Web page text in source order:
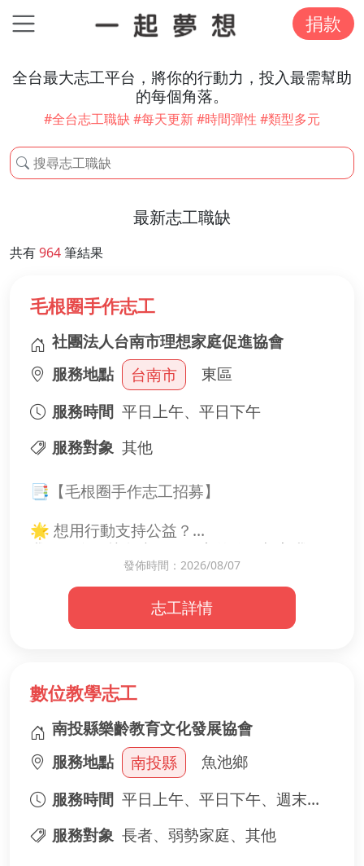
捐款
全台最大志工平台，將你的行動力，投入最需幫助
的每個角落。
#全台志工職缺 #每天更新 #時間彈性 #類型多元
最新志工職缺
共有964筆結果
毛根圈手作志工
社團法人台南市理想家庭促進協會
服務地點
台南市
東區
服務時間 平日上午、平日下午
服務對象 其他
📑【毛根圈手作志工招募】
🌟 想用行動支持公益？
我們正在尋找負責任、細心的你，加入我們
的行政志工團隊。
✅ 協助製作毛根圈義賣品
·細心、負責任，重視小細節
·樂於協助團隊，耐心
👉 快來加入我們，成為團隊的幕後英雄！
發佈時間：2026/08/07
志工詳情
數位教學志工
南投縣樂齡教育文化發展協會
服務地點
南投縣
魚池鄉
服務時間
平日上午、平日下午、週末上午、週末下午
服務對象 長者、弱勢家庭、其他